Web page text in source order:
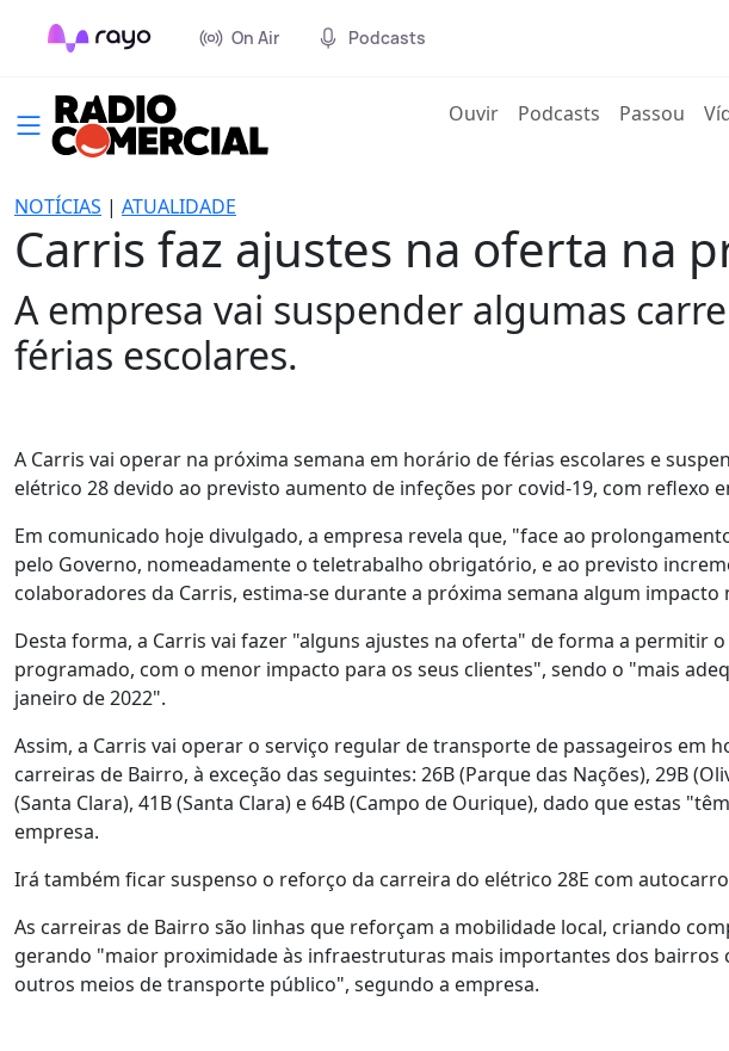
On Air Podcasts
Ouvir(current)
Podcasts Passou
NOTÍCIAS | ATUALIDADE
Carris faz ajustes na oferta na
A empresa vai suspender algumas
férias escolares.
A Carris vai operar na próxima semana em horário de férias escolares e
elétrico 28 devido ao previsto aumento de infeções por covid-19, com reflexo
Em comunicado hoje divulgado, a empresa revela que, "face ao
pelo Governo, nomeadamente o teletrabalho obrigatório, e ao previsto
colaboradores da Carris, estima-se durante a próxima semana algum
Desta forma, a Carris vai fazer "alguns ajustes na oferta" de forma a permitir
programado, com o menor impacto para os seus clientes", sendo o "mais
janeiro de 2022".
Assim, a Carris vai operar o serviço regular de transporte de passageiros em
carreiras de Bairro, à exceção das seguintes: 26B (Parque das Nações), 29B
(Santa Clara), 41B (Santa Clara) e 64B (Campo de Ourique), dado que estas
empresa.
Irá também ficar suspenso o reforço da carreira do elétrico 28E com
As carreiras de Bairro são linhas que reforçam a mobilidade local, criando
gerando "maior proximidade às infraestruturas mais importantes dos bairros
outros meios de transporte público", segundo a empresa.